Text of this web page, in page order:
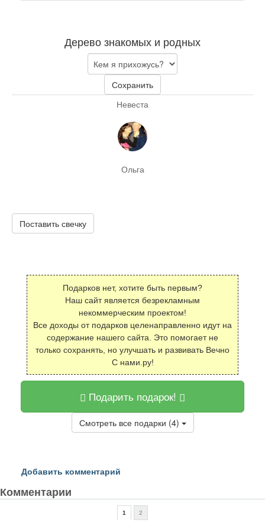
Дерево знакомых и родных
Сохранить
Невеста
Ольга
Поставить свечку
Подарков нет, хотите быть первым?
Наш сайт является безрекламным
некоммерческим проектом!
Все доходы от подарков целенаправленно идут на
содержание нашего сайта. Это помогает не
только сохранять, но улучшать и развивать Вечно
С нами.ру!
Подарить подарок!
Смотреть все подарки (4)
Добавить комментарий
Комментарии
1 2